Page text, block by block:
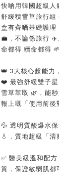
快啲用韓國超級
舒緩積雪草旅行
盒有齊晒基礎護
💼，不論係旅行
命都得 續命都得
👑 3大核心超能力
❤️ 最強舒緩雙子
雪草萃取 🌿，能
報上嘅「使用前後
💦 透明質酸爆水
💧，質地超級「清
✅ 醫美級溫和配
質，保證敏弱肌都